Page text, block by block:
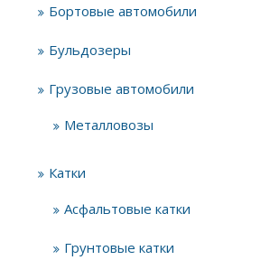
Бортовые автомобили
Бульдозеры
Грузовые автомобили
Металловозы
Катки
Асфальтовые катки
Грунтовые катки